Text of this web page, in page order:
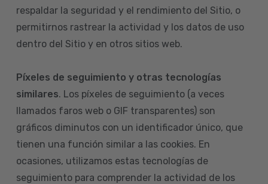
respaldar la seguridad y el rendimiento del Sitio, o
permitirnos rastrear la actividad y los datos de uso
dentro del Sitio y en otros sitios web.
Píxeles de seguimiento y otras tecnologías
similares. Los píxeles de seguimiento (a veces
llamados faros web o GIF transparentes) son
gráficos diminutos con un identificador único, que
tienen una función similar a las cookies. En
ocasiones, utilizamos estas tecnologías de
seguimiento para comprender la actividad de los